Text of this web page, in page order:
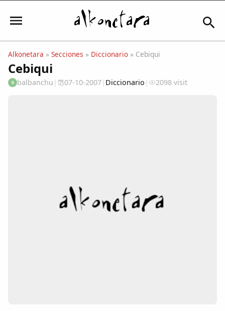
Iniciar sesión
Comunidad
Alkonetara » Secciones » Diccionario » Cebiqui
Cebiqui
B balbanchu | 07-10-2007| Diccionario | 2098 visit